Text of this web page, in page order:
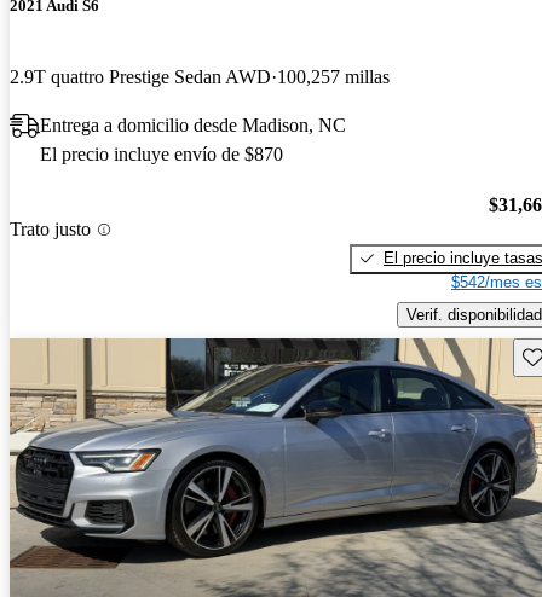
2021 Audi S6
2.9T quattro Prestige Sedan AWD 100,257 millas
Entrega a domicilio desde Madison, NC
El precio incluye envío de $870
Trato justo
El precio incluye tasas
$542/mes
Verif. disponibilidad